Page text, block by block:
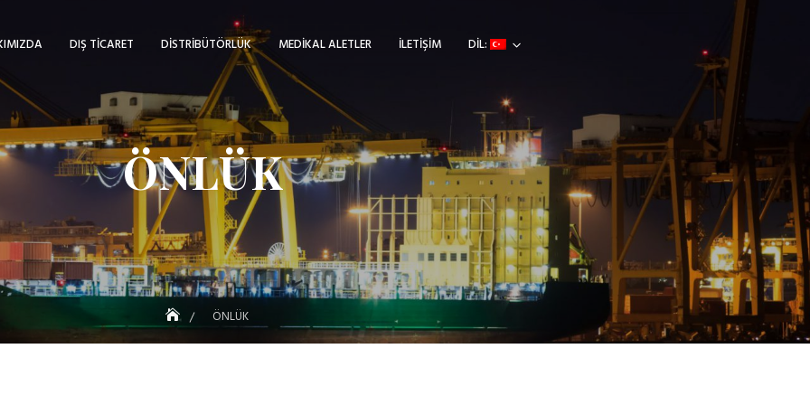
DIŞ TİCARET DİSTRİBÜTÖRLÜK MEDİKAL ALETLER İLETİŞİM DİL:
ÖNLÜK
ÖNLÜK